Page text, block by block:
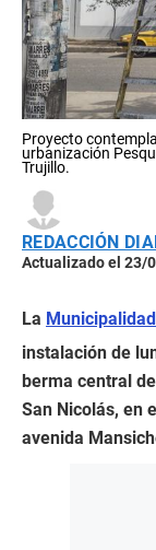
Proyecto
urbanización
Trujillo.
REDACCIÓN
Actualizado el 23/
La
instalación de
berma central
San Nicolás, en
avenida